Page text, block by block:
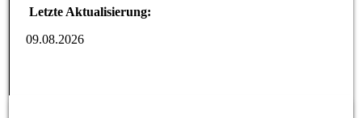
Letzte Aktualisierung:
09.08.2026